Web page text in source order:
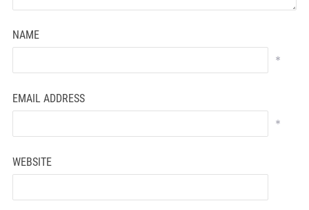
NAME
*
EMAIL ADDRESS
*
WEBSITE